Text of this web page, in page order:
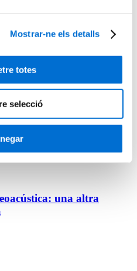
Mostrar-ne els detalls
totes
selecció
l'Iran
respostes
del racisme i els
una altra